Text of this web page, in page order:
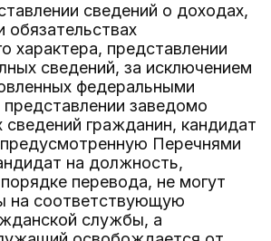
сведений о доходах,
характера, представлении
сведений, за исключением
федеральными
заведомо
сведений гражданин, кандидат
Перечнями
на должность,
перевода, не могут
на соответствующую
службы, а